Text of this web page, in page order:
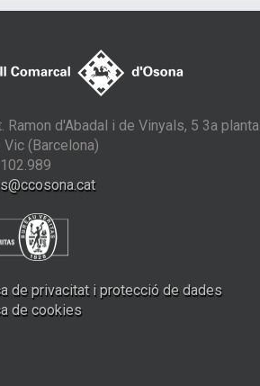
Ramon d'Abadal i de Vinyals, 5 3a planta
(Barcelona)
de privacitat i protecció de dades
de cookies